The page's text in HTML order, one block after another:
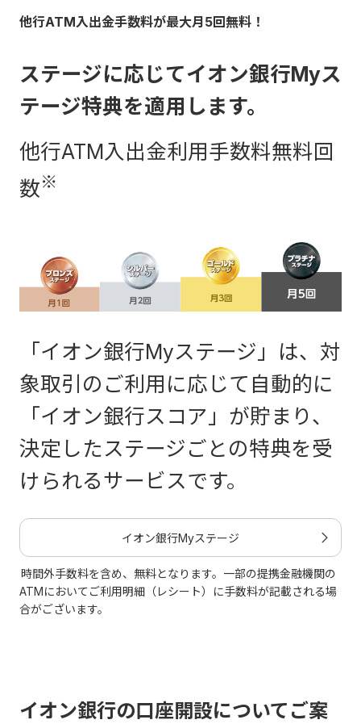
他行ATM入出金手数料が最大月5回無料！
ステージに応じてイオン銀行Myス
テージ特典を適用します。
他行ATM入出金利用手数料無料回
数※
「イオン銀行Myステージ」は、対
象取引のご利用に応じて自動的に
「イオン銀行スコア」が貯まり、
決定したステージごとの特典を受
けられるサービスです。
イオン銀行Myステージ
時間外手数料を含め、無料となります。一部の提携金融機関の
ATMにおいてご利用明細（レシート）に手数料が記載される場
合がございます。
イオン銀行の口座開設についてご案